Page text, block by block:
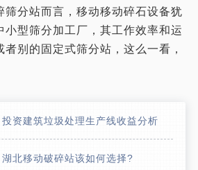
筛分站而言，移动移动碎石设备犹
小型筛分加工厂，其工作效率和运
别的固定式筛分站，这么一看，
投资建筑垃圾处理生产线收益分析
湖北移动破碎站该如何选择?